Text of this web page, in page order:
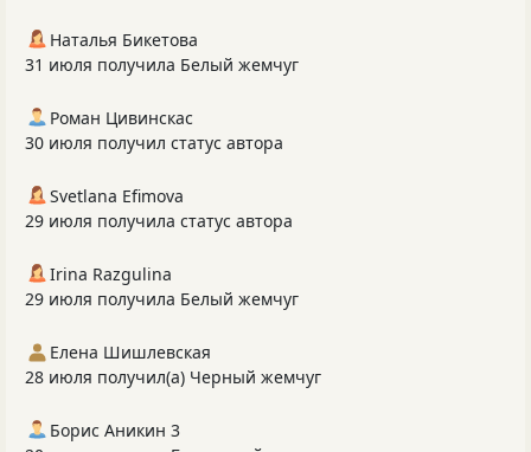
Наталья Бикетова
31 июля получила Белый жемчуг
Роман Цивинскас
30 июля получил статус автора
Svetlana Efimova
29 июля получила статус автора
Irina Razgulina
29 июля получила Белый жемчуг
Елена Шишлевская
28 июля получил(а) Черный жемчуг
Борис Аникин 3